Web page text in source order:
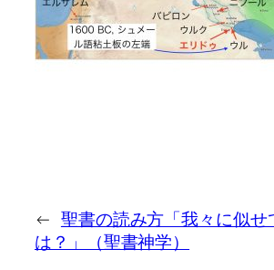
← 聖書の読み方「我々に似せ
は？」（聖書神学）